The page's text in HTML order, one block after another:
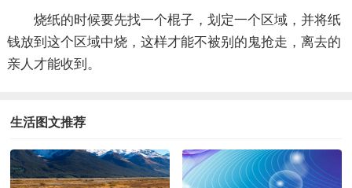
烧纸的时候要先找一个棍子，划定一个区域，并将纸
钱放到这个区域中烧，这样才能不被别的鬼抢走，离去的
亲人才能收到。
生活图文推荐